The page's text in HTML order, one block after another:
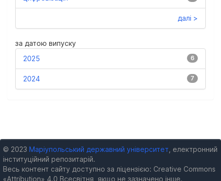
далі >
за датою випуску
6
2025
7
2024
© 2023 Маріупольський державний університет , електронний
інституційний репозитарій.
Весь контент сайту доступно за ліцензією: Creative Commons
«Attribution» 4.0 Всесвітня, якщо не зазначено інше.